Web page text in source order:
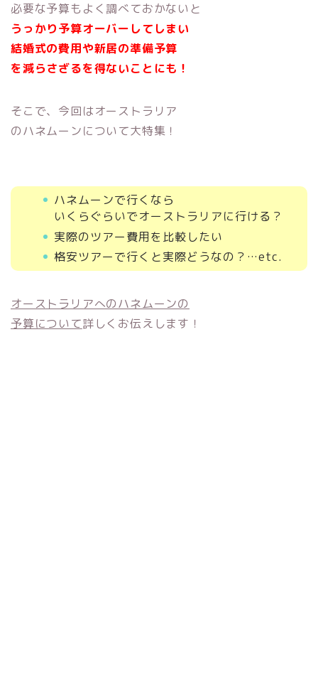
必要な予算もよく調べておかないと
うっかり予算オーバーしてしまい
結婚式の費用や新居の準備予算
を減らさざるを得ないことにも！
そこで、今回はオーストラリア
のハネムーンについて大特集！
ハネムーンで行くなら
いくらぐらいでオーストラリアに行ける？
実際のツアー費用を比較したい
格安ツアーで行くと実際どうなの？…etc.
オーストラリアへのハネムーンの
予算について詳しくお伝えします！